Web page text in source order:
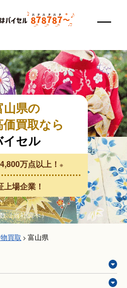
山県の
買取なら
イセル
4,800万点以上！ ※
上場企業！
（当社調べ）
買取 > 富山県